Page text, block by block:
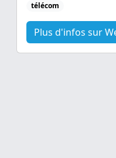
télécom
Plus d'infos sur